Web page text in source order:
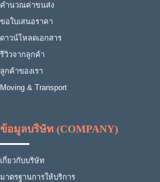
คำนวณค่าขนส่ง
ขอใบเสนอราคา
ดาวน์โหลดเอกสาร
รีวิวจากลูกค้า
ลูกค้าของเรา
Moving & Transport
ข้อมูลบริษัท (COMPANY)
เกี่ยวกับบริษัท
มาตรฐานการให้บริการ